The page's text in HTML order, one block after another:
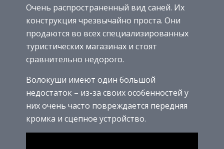
Очень распространенный вид саней. Их
конструкция чрезвычайно проста. Они
продаются во всех специализированных
туристических магазинах и стоят
сравнительно недорого.
Волокуши имеют один большой
недостаток – из-за своих особенностей у
них очень часто повреждается передняя
кромка и сцепное устройство.